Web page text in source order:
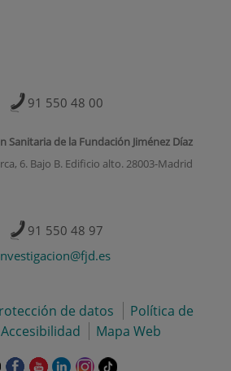
91 550 48 00
de la Fundación Jiménez Díaz
6. Bajo B. Edificio alto. 28003-Madrid
91 550 48 97
de datos
Política de
Accesibilidad Mapa Web
EsteEsteEsteEsteEsteEnlace